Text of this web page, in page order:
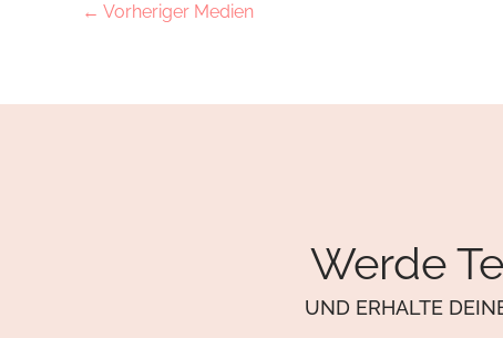
← Vorheriger Medien
Werde
UND ERHALTE